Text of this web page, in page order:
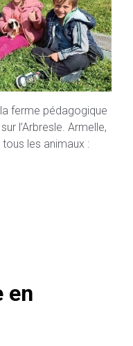
ferme pédagogique
l’Arbresle. Armelle,
les animaux :
en